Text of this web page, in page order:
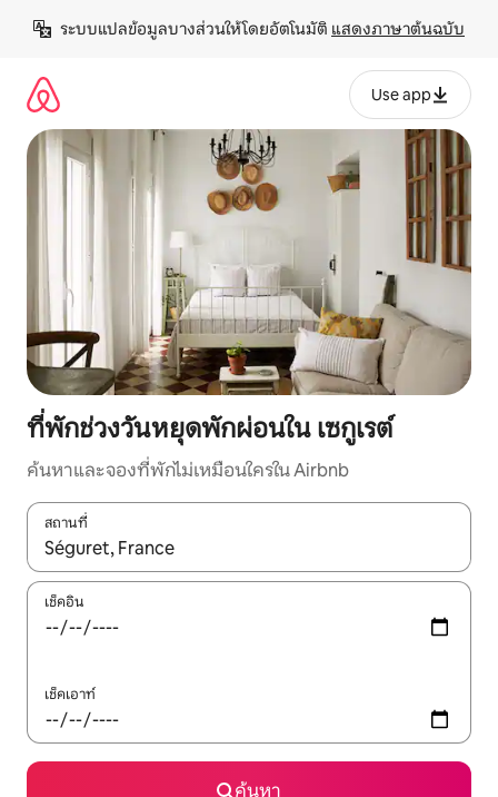
เนื้อหา
ระบบแปลข้อมูลบางส่วนให้โดยอัตโนมัติ แสดงภาษาต้นฉบับ
Use app
ที่พักช่วงวันหยุดพักผ่อนใน เซกูเรต์
ค้นหาและจองที่พักไม่เหมือนใครใน Airbnb
สถานที่
ใช้ลูกศรขึ้นลง หรือใช้การสัมผัสหรือปัด เพื่อสำรวจผลการค้นหา
เช็คอิน
เช็คเอาท์
ค้นหา